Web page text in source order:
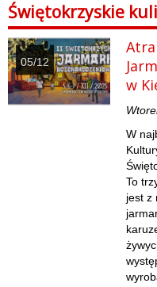
Świętokrzyskie
05/12
w
W
To
jest z